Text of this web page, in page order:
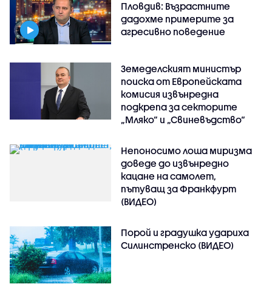
Пловдив: Възрастните
дадохме примерите за
агресивно поведение
Земеделският министър
поиска от Европейската
комисия извънредна
подкрепа за секторите
„Мляко“ и „Свиневъдство“
Непоносимо лоша миризма
доведе до извънредно
кацане на самолет,
пътуващ за Франкфурт
(ВИДЕО)
Порой и градушка удариха
Силинстренско (ВИДЕО)